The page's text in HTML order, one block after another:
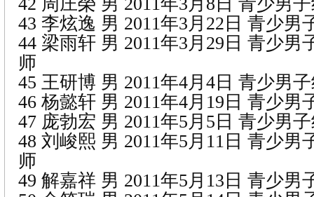
43 李炫逸 男 2011年3月22日 青少男
44 梁雨轩 男 2011年3月29日 青少男
师
45 王研博 男 2011年4月4日 青少男
46 杨懿轩 男 2011年4月19日 青少男
47 庞勃宏 男 2011年5月5日 青少男
48 刘峻熙 男 2011年5月11日 青少男
师
49 解嘉祥 男 2011年5月13日 青少男